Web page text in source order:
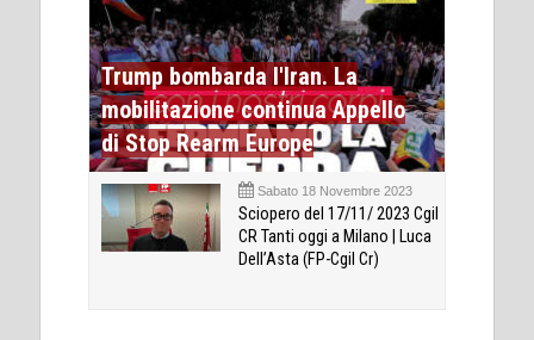
Trump bombarda l'Iran. La
mobilitazione continua Appello
di Stop Rearm Europe
Sabato 18 Novembre 2023
Sciopero del 17/11/ 2023 Cgil
CR Tanti oggi a Milano | Luca
Dell’Asta (FP-Cgil Cr)